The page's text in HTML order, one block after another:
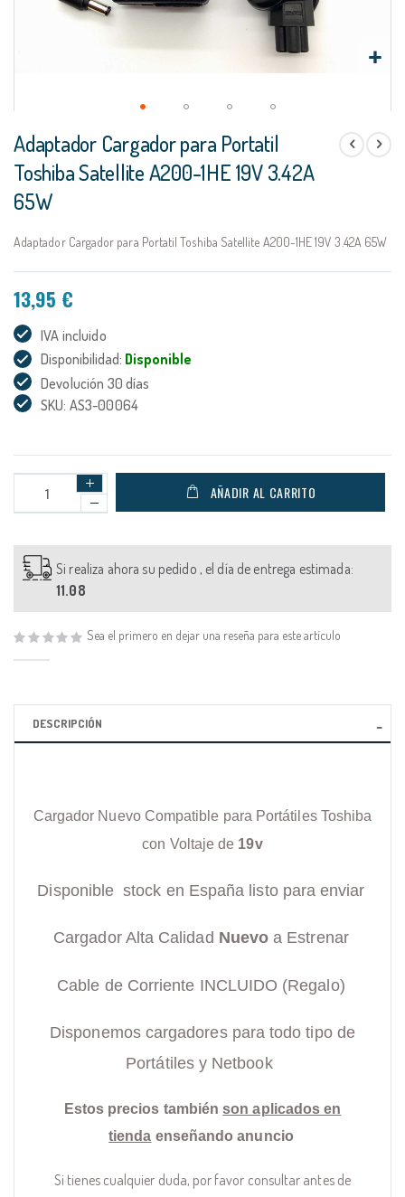
al
comienzo
de
la
galería
de
imágenes
Adaptador Cargador para Portatil
Toshiba Satellite A200-1HE 19V 3.42A
65W
Adaptador Cargador para Portatil Toshiba Satellite A200-1HE 19V 3.42A 65W
13,95 €
IVA incluido
Disponibilidad: Disponible
Devolución 30 días
SKU: AS3-00064
AÑADIR AL CARRITO
Si realiza ahora su pedido , el día de entrega estimada:
11.08
Sea el primero en dejar una reseña para este artículo
DESCRIPCIÓN
Cargador Nuevo Compatible para Portátiles Toshiba
con Voltaje de 19v
Disponible stock en España listo para enviar
Cargador Alta Calidad Nuevo a Estrenar
Cable de Corriente INCLUIDO (Regalo)
Disponemos cargadores para todo tipo de
Portátiles y Netbook
Estos precios también son aplicados en
tienda enseñando anuncio
Si tienes cualquier duda, por favor consultar antes de